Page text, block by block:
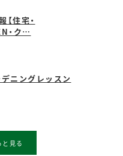
住宅・
・ク…
ニングレッスン
見る